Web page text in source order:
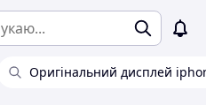
Оригінальний дисплей